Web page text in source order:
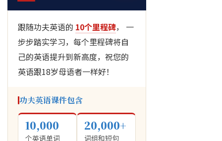
跟随功夫英语的 10个里程碑， 一
步步踏实学习，每个里程碑将自
己的英语提升到新高度，祝您的
英语跟18岁母语者一样好！
功夫英语课件包含
10,000
个英语单词
20,000+
词组和短句